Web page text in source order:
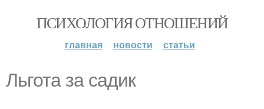
ПСИХОЛОГИЯ ОТНОШЕНИЙ
главная новости статьи
Льгота за садик